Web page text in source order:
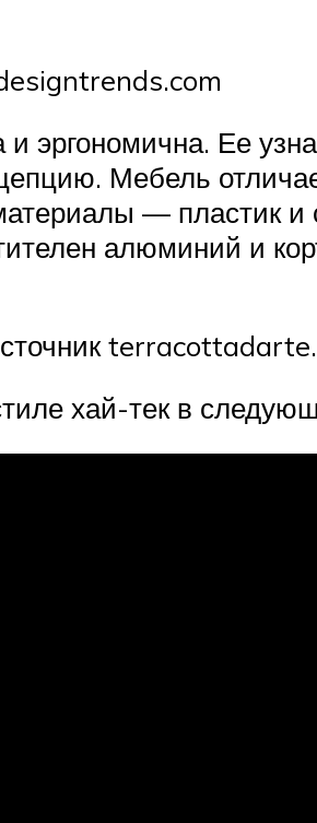
и эргономична. Ее
Мебель
— пластик и
алюминий и
хай-тек в